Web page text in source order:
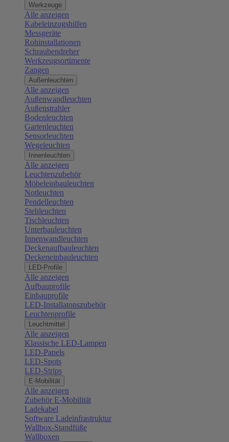
Werkzeuge
Alle anzeigen
Kabeleinzugshilfen
Messgeräte
Rohinstallationen
Schraubendreher
Werkzeugsortimente
Zangen
Außenleuchten
Alle anzeigen
Außenwandleuchten
Außenstrahler
Bodenleuchten
Gartenleuchten
Sensorleuchten
Wegeleuchten
Innenleuchten
Alle anzeigen
Leuchtenzubehör
Möbeleinbauleuchten
Notleuchten
Pendelleuchten
Stehleuchten
Tischleuchten
Unterbauleuchten
Innenwandleuchten
Deckenaufbauleuchten
Deckeneinbauleuchten
LED-Profile
Alle anzeigen
Aufbauprofile
Einbauprofile
LED-Installatonszubehör
Leuchtenprofile
Leuchtmittel
Alle anzeigen
Klassische LED-Lampen
LED-Panels
LED-Spots
LED-Strips
E-Mobilität
Alle anzeigen
Zubehör E-Mobilität
Ladekabel
Software Ladeinfrastruktur
Wallbox-Standfüße
Wallboxen